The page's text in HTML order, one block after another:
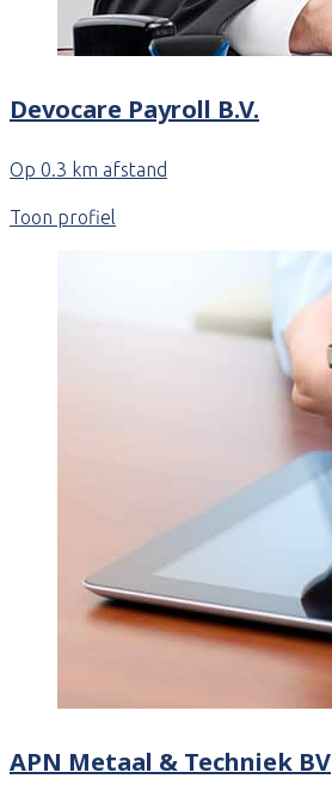
Devocare Payroll B.V.
Op 0.3 km afstand
Toon profiel
APN Metaal & Techniek BV